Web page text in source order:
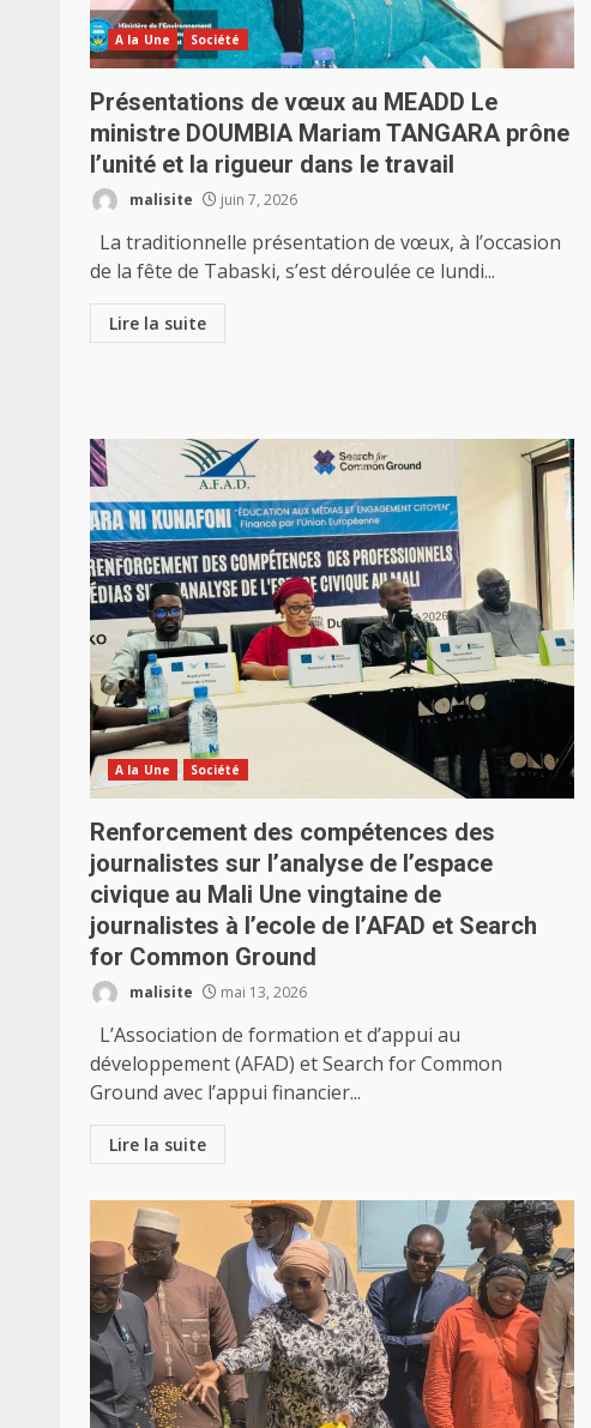
A la Une Société
Présentations de vœux au MEADD Le
ministre DOUMBIA Mariam TANGARA prône
l’unité et la rigueur dans le travail
malisite juin 7, 2026
La traditionnelle présentation de vœux, à l’occasion
de la fête de Tabaski, s’est déroulée ce lundi...
Lire la suite
A la Une Société
Renforcement des compétences des
journalistes sur l’analyse de l’espace
civique au Mali Une vingtaine de
journalistes à l’ecole de l’AFAD et Search
for Common Ground
malisite mai 13, 2026
L’Association de formation et d’appui au
développement (AFAD) et Search for Common
Ground avec l’appui financier...
Lire la suite